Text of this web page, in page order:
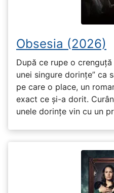
Obsesia (2026)
După ce rupe o
unei singure dorințe” ca
pe care o place, un
exact ce și-a dorit.
unele dorințe vin cu un